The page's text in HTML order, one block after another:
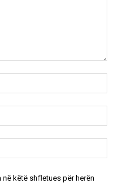
këtë shfletues për herën